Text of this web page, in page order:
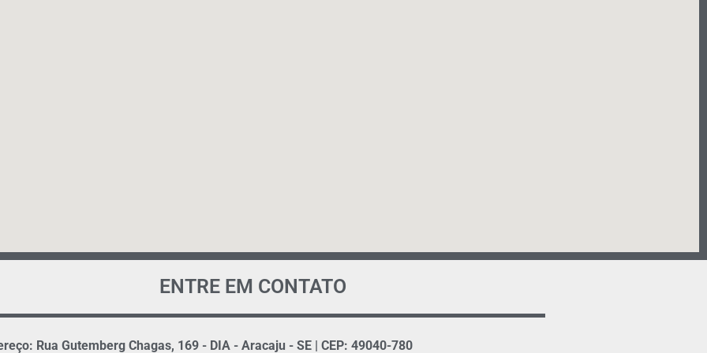
ENTRE EM CONTATO
Rua Gutemberg Chagas, 169 - DIA - Aracaju - SE | CEP: 49040-780